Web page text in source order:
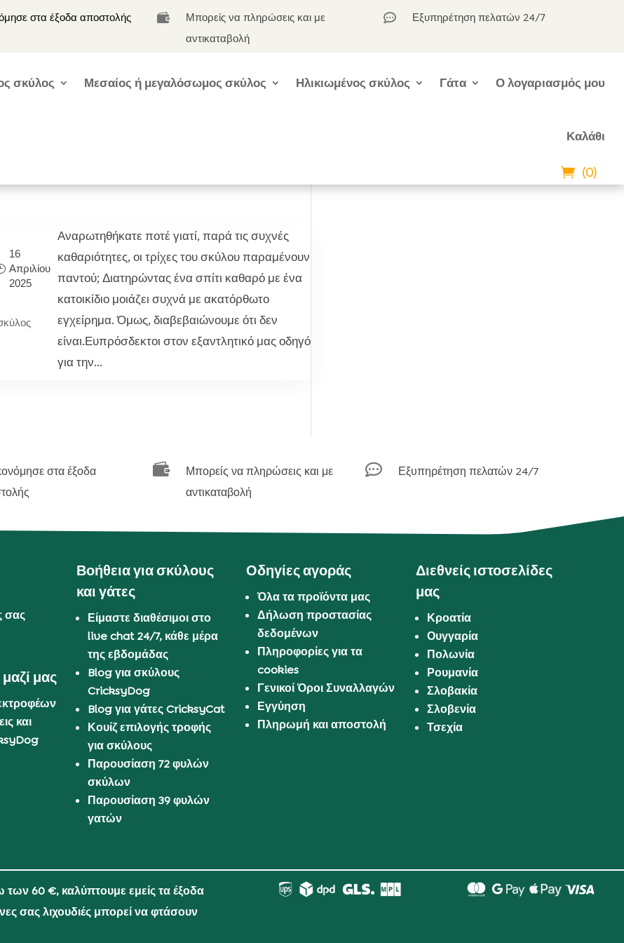
στα έξοδα αποστολής 
Μπορείς να πληρώσεις και με
αντικαταβολή
 Εξυπηρέτηση πελατών 24/7
σκύλος Μεσαίος ή μεγαλόσωμος σκύλος Ηλικιωμένος σκύλος Γάτα Ο λογαριασμός μου
Καλάθι
(0)
16
Απριλίου
2025
Αναρωτηθήκατε ποτέ γιατί, παρά τις συχνές
καθαριότητες, οι τρίχες του σκύλου παραμένουν
παντού; Διατηρώντας ένα σπίτι καθαρό με ένα
κατοικίδιο μοιάζει συχνά με ακατόρθωτο
εγχείρημα. Όμως, διαβεβαιώνουμε ότι δεν
είναι.Ευπρόσδεκτοι στον εξαντλητικό μας οδηγό
για την...
στα έξοδα

Μπορείς να πληρώσεις και με
αντικαταβολή
 Εξυπηρέτηση πελατών 24/7
σας
μας
και
Βοήθεια για σκύλους
και γάτες
Είμαστε διαθέσιμοι στο
live chat 24/7, κάθε μέρα
της εβδομάδας
Blog για σκύλους
CricksyDog
Blog για γάτες CricksyCat
Κουίζ επιλογής τροφής
για σκύλους
Παρουσίαση 72 φυλών
σκύλων
Παρουσίαση 39 φυλών
γατών
Οδηγίες αγοράς
Όλα τα προϊόντα μας
Δήλωση προστασίας
δεδομένων
Πληροφορίες για τα
cookies
Γενικοί Όροι Συναλλαγών
Εγγύηση
Πληρωμή και αποστολή
Διεθνείς ιστοσελίδες
μας
Κροατία
Ουγγαρία
Πολωνία
Ρουμανία
Σλοβακία
Σλοβενία
Τσεχία
των 60 €, καλύπτουμε εμείς τα έξοδα
σας λιχουδιές μπορεί να φτάσουν